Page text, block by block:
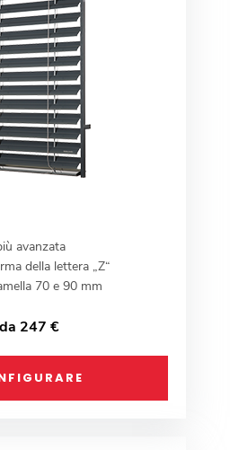
avanzata
della lettera „Z“
70 e 90 mm
da 247 €